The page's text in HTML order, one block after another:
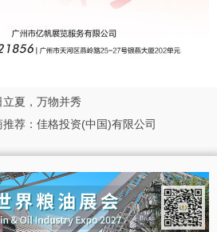
夏，万物并秀
荐：佳格投资(中国)有限公司